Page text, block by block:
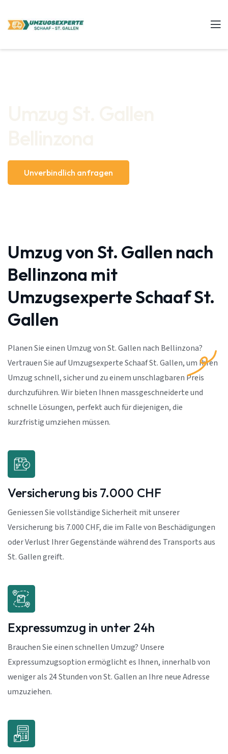
Unverbindlich anfragen
Umzug von St. Gallen nach
Bellinzona mit
Umzugsexperte Schaaf St.
Gallen
Planen Sie einen Umzug von St. Gallen nach Bellinzona?
Vertrauen Sie auf Umzugsexperte Schaaf St. Gallen, um Ihren
Umzug schnell, sicher und zu einem unschlagbaren Preis
durchzuführen. Wir bieten Ihnen massgeschneiderte und
schnelle Lösungen, perfekt auch für diejenigen, die
kurzfristig umziehen müssen.
Versicherung bis 7.000 CHF
Geniessen Sie vollständige Sicherheit mit unserer
Versicherung bis 7.000 CHF, die im Falle von Beschädigungen
oder Verlust Ihrer Gegenstände während des Transports aus
St. Gallen greift.
Expressumzug in unter 24h
Brauchen Sie einen schnellen Umzug? Unsere
Expressumzugsoption ermöglicht es Ihnen, innerhalb von
weniger als 24 Stunden von St. Gallen an Ihre neue Adresse
umzuziehen.